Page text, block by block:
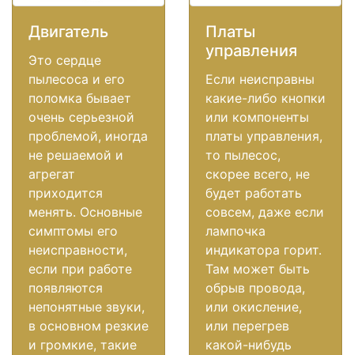
Двигатель
Это сердце
пылесоса и его
поломка бывает
очень серьезной
проблемой, иногда
не решаемой и
агрегат
приходится
менять. Основные
симптомы его
неисправности,
если при работе
появляются
непонятные звуки,
в основном резкие
и громкие, такие
Платы
управления
Если неисправны
какие-либо кнопки
или компоненты
платы управления,
то пылесос,
скорее всего, не
будет работать
совсем, даже если
лампочка
индикатора горит.
Там может быть
обрыв провода,
или окисление,
или перегрев
какой-нибудь